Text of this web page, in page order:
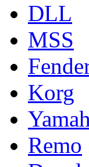
DLL
MSS
Korg
Remo